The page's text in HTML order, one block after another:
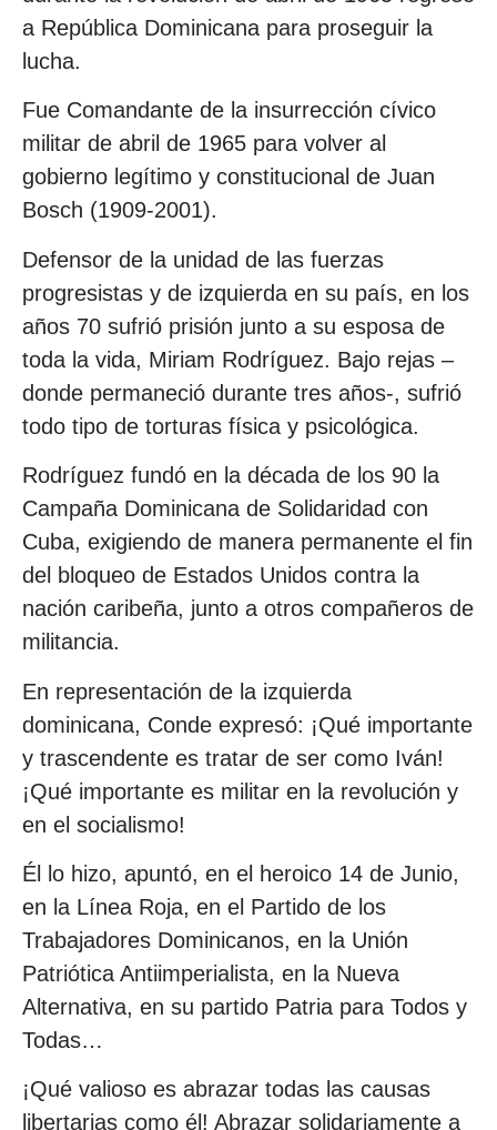
a República Dominicana para proseguir la
lucha.
Fue Comandante de la insurrección cívico
militar de abril de 1965 para volver al
gobierno legítimo y constitucional de Juan
Bosch (1909-2001).
Defensor de la unidad de las fuerzas
progresistas y de izquierda en su país, en los
años 70 sufrió prisión junto a su esposa de
toda la vida, Miriam Rodríguez. Bajo rejas –
donde permaneció durante tres años-, sufrió
todo tipo de torturas física y psicológica.
Rodríguez fundó en la década de los 90 la
Campaña Dominicana de Solidaridad con
Cuba, exigiendo de manera permanente el fin
del bloqueo de Estados Unidos contra la
nación caribeña, junto a otros compañeros de
militancia.
En representación de la izquierda
dominicana, Conde expresó: ¡Qué importante
y trascendente es tratar de ser como Iván!
¡Qué importante es militar en la revolución y
en el socialismo!
Él lo hizo, apuntó, en el heroico 14 de Junio,
en la Línea Roja, en el Partido de los
Trabajadores Dominicanos, en la Unión
Patriótica Antiimperialista, en la Nueva
Alternativa, en su partido Patria para Todos y
Todas…
¡Qué valioso es abrazar todas las causas
libertarias como él! Abrazar solidariamente a